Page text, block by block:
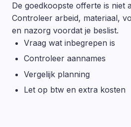
De goedkoopste offerte is niet
Controleer arbeid, materiaal,
en nazorg voordat je beslist.
Vraag wat inbegrepen is
Controleer aannames
Vergelijk planning
Let op btw en extra kosten